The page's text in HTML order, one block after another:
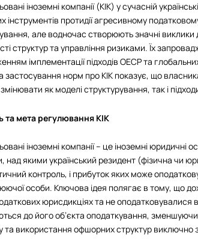
іноземні компанії (КІК) у сучасній
інструментів протидії агресивному
але водночас створюють значні виклики
структур та управління ризиками. Їх
імплементації підходів ОЕСР та
застосування норм про КІК показує, що
як моделі структурування, так і
та мета регулювання КІК
іноземні компанії – це іноземні юридичні
над якими український резидент (фізична чи
контроль, і прибуток яких може
особи. Ключова ідея полягає в тому, що
юрисдикціях та не оподатковувалися в
до його об’єкта оподаткування,
та використання офшорних структур